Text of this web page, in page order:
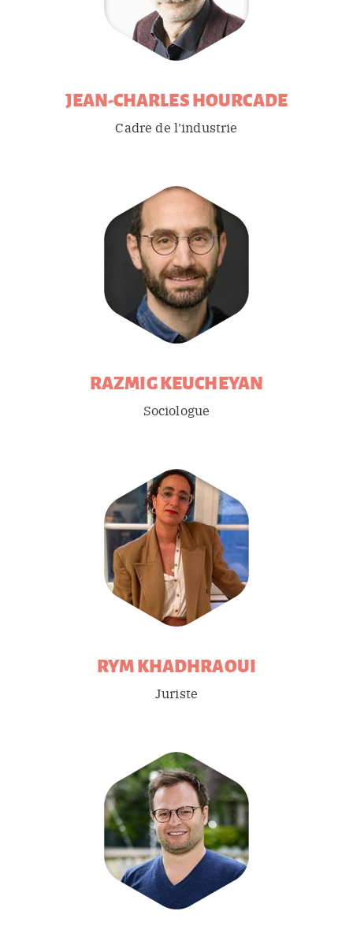
JEAN-CHARLESHOURCADE
Cadre de l'industrie
RAZMIGKEUCHEYAN
Sociologue
RYMKHADHRAOUI
Juriste